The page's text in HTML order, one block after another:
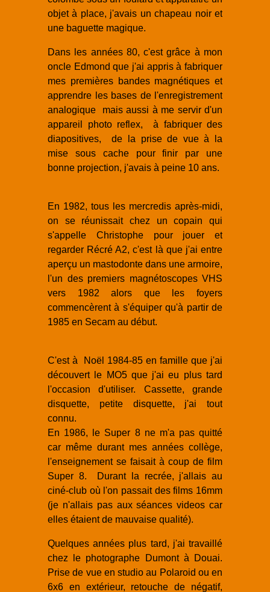
objet à place, j'avais un chapeau noir et
une baguette magique.
Dans les années 80, c'est grâce à mon
oncle Edmond que j'ai appris à fabriquer
mes premières bandes magnétiques et
apprendre les bases de l'enregistrement
analogique mais aussi à me servir d'un
appareil photo reflex, à fabriquer des
diapositives, de la prise de vue à la
mise sous cache pour finir par une
bonne projection, j'avais à peine 10 ans.
En 1982, tous les mercredis après-midi,
on se réunissait chez un copain qui
s'appelle Christophe pour jouer et
regarder Récré A2, c'est là que j'ai entre
aperçu un mastodonte dans une armoire,
l'un des premiers magnétoscopes VHS
vers 1982 alors que les foyers
commencèrent à s'équiper qu'à partir de
1985 en Secam au début.
C'est à Noël 1984-85 en famille que j'ai
découvert le MO5 que j'ai eu plus tard
l'occasion d'utiliser. Cassette, grande
disquette, petite disquette, j'ai tout
connu.
En 1986, le Super 8 ne m'a pas quitté
car même durant mes années collège,
l'enseignement se faisait à coup de film
Super 8. Durant la recrée, j'allais au
ciné-club où l'on passait des films 16mm
(je n'allais pas aux séances videos car
elles étaient de mauvaise qualité).
Quelques années plus tard, j'ai travaillé
chez le photographe Dumont à Douai.
Prise de vue en studio au Polaroid ou en
6x6 en extérieur, retouche de négatif,